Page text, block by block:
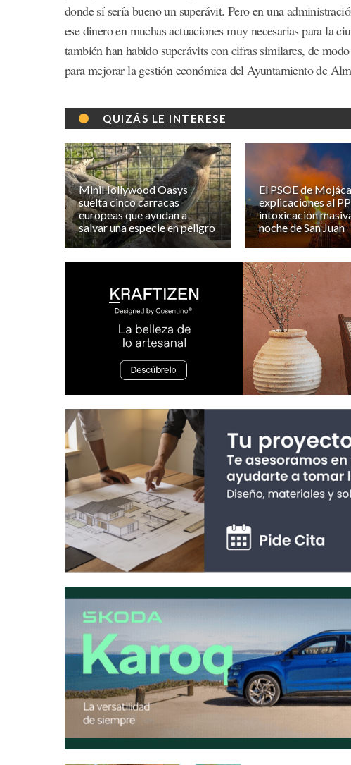
donde sí sería bueno un superávit. Pero en una
ese dinero en muchas actuaciones muy necesarias para la
también han habido superávits con cifras similares, de
para mejorar la gestión económica del Ayuntamiento de
QUIZÁS LE INTERESE
MiniHollywood Oasys
suelta cinco carracas
europeas que ayudan a
salvar una especie en peligro
El PSOE de
explicaciones al
intoxicación
noche de San Juan